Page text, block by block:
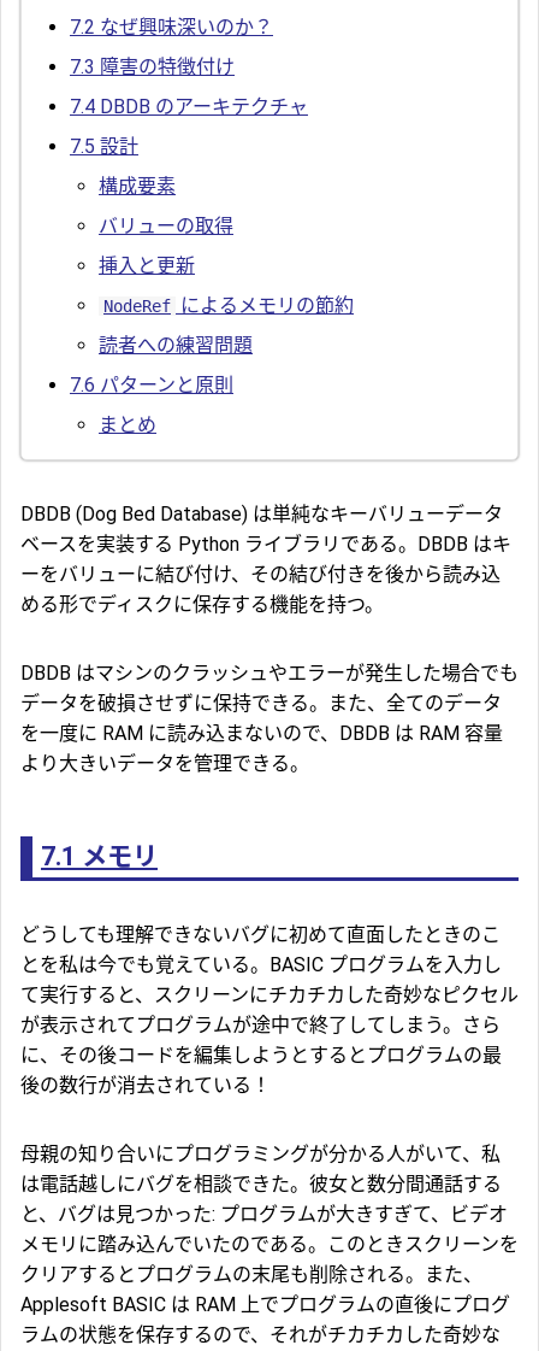
7.2 なぜ興味深いのか？
7.3 障害の特徴付け
7.4 DBDB のアーキテクチャ
7.5 設計
構成要素
バリューの取得
挿入と更新
NodeRef
によるメモリの節約
読者への練習問題
7.6 パターンと原則
まとめ
DBDB (Dog Bed Database) は単純なキーバリューデータ
ベースを実装する Python ライブラリである。DBDB はキ
ーをバリューに結び付け、その結び付きを後から読み込
める形でディスクに保存する機能を持つ。
DBDB はマシンのクラッシュやエラーが発生した場合でも
データを破損させずに保持できる。また、全てのデータ
を一度に RAM に読み込まないので、DBDB は RAM 容量
より大きいデータを管理できる。
7.1 メモリ
どうしても理解できないバグに初めて直面したときのこ
とを私は今でも覚えている。BASIC プログラムを入力し
て実行すると、スクリーンにチカチカした奇妙なピクセル
が表示されてプログラムが途中で終了してしまう。さら
に、その後コードを編集しようとするとプログラムの最
後の数行が消去されている！
母親の知り合いにプログラミングが分かる人がいて、私
は電話越しにバグを相談できた。彼女と数分間通話する
と、バグは見つかった: プログラムが大きすぎて、ビデオ
メモリに踏み込んでいたのである。このときスクリーンを
クリアするとプログラムの末尾も削除される。また、
Applesoft BASIC は RAM 上でプログラムの直後にプログ
ラムの状態を保存するので、それがチカチカした奇妙な